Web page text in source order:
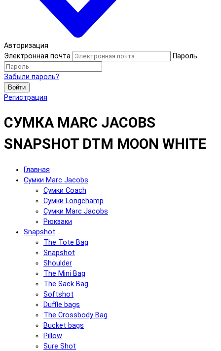
Авторизация
Электронная почта
Пароль
Забыли пароль?
Войти
Регистрация
СУМКА MARC JACOBS
SNAPSHOT DTM MOON WHITE
Главная
Сумки Marc Jacobs
Сумки Coach
Сумки Longchamp
Сумки Marc Jacobs
Рюкзаки
Snapshot
The Tote Bag
Snapshot
Shoulder
The Mini Bag
The Sack Bag
Softshot
Duffle bags
The Crossbody Bag
Bucket bags
Pillow
Sure Shot